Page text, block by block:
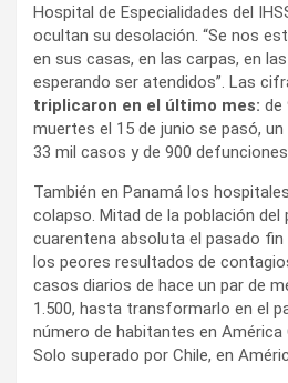
Hospital de Especialidades del
ocultan su desolación. “Se nos
en sus casas, en las carpas, en
esperando ser atendidos”. Las
triplicaron en el último mes: de
muertes el 15 de junio se pasó,
33 mil casos y de 900
También en Panamá los
colapso. Mitad de la población del
cuarentena absoluta el pasado fin
los peores resultados de
casos diarios de hace un par de
1.500, hasta transformarlo en el
número de habitantes en América
Solo superado por Chile, en